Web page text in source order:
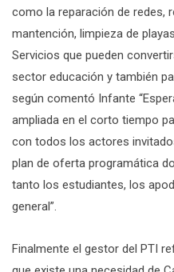
como la reparación de redes,
mantención, limpieza de
Servicios que pueden
sector educación y también
según comentó Infante
ampliada en el corto tiempo
con todos los actores
plan de oferta programática
tanto los estudiantes, los
general”.
Finalmente el gestor del PTI